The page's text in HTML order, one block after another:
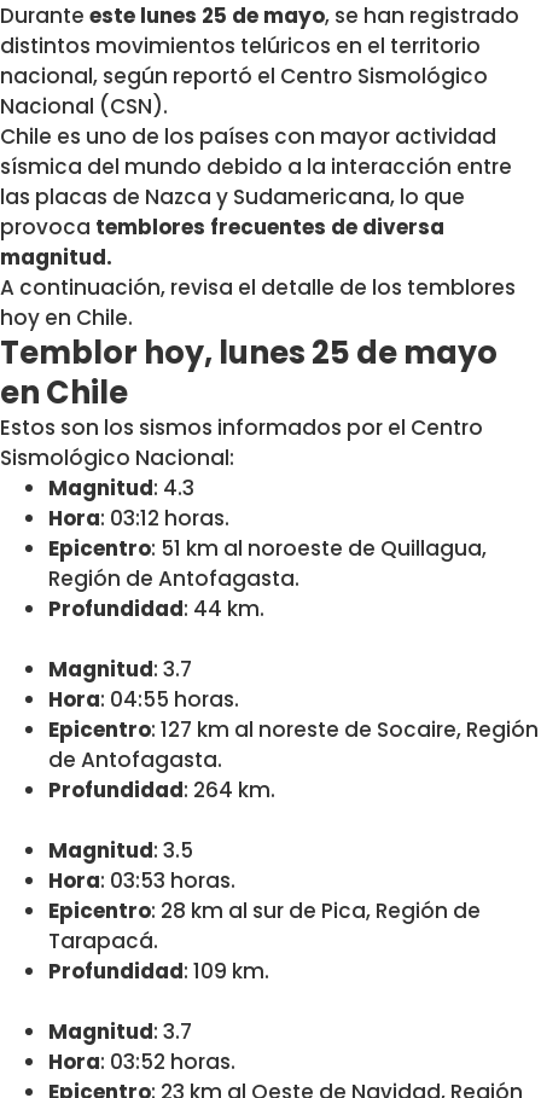
Durante este lunes 25 de mayo, se han registrado
distintos movimientos telúricos en el territorio
nacional, según reportó el Centro Sismológico
Nacional (CSN).
Chile es uno de los países con mayor actividad
sísmica del mundo debido a la interacción entre
las placas de Nazca y Sudamericana, lo que
provoca temblores frecuentes de diversa
magnitud.
A continuación, revisa el detalle de los temblores
hoy en Chile.
Temblor hoy, lunes 25 de mayo
en Chile
Estos son los sismos informados por el Centro
Sismológico Nacional:
Magnitud: 4.3
Hora: 03:12 horas.
Epicentro: 51 km al noroeste de Quillagua,
Región de Antofagasta.
Profundidad: 44 km.
Magnitud: 3.7
Hora: 04:55 horas.
Epicentro: 127 km al noreste de Socaire, Región
de Antofagasta.
Profundidad: 264 km.
Magnitud: 3.5
Hora: 03:53 horas.
Epicentro: 28 km al sur de Pica, Región de
Tarapacá.
Profundidad: 109 km.
Magnitud: 3.7
Hora: 03:52 horas.